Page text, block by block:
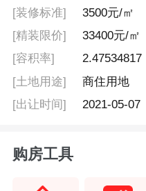
[装修标准]
3500元/㎡
[精装限价]
33400元/㎡
[容积率]
2.47534817
[土地用途]
商住用地
[出让时间]
2021-05-07
购房工具